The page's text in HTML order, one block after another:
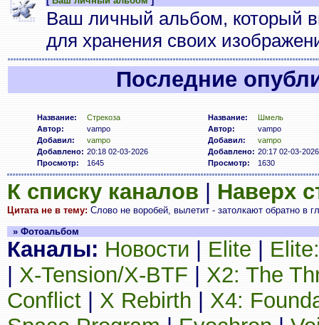
Ваш личный альбом, который
для хранения своих
Последние
Название:
Стрекоза
Автор:
vampo
Добавил:
vampo
Добавлено: 20:18 02-03-2026
Просмотр:
1645
Название:
Шмель
Автор:
vampo
Добавил:
vampo
Добавлено: 20:17 02-03-2026
Просмотр:
1630
К списку каналов Наверх
Цитата не в тему: Cлово не воробей, вылетит - затолкают обратно в
» Фотоальбом
Каналы: Новости Elite
X-Tension/X-BTF
X2: The
Conflict
X Rebirth
X4: